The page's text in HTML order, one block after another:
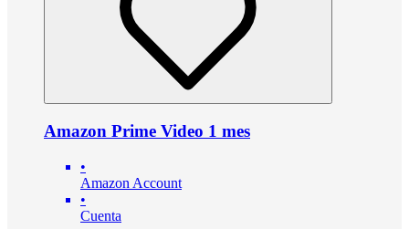
Amazon Prime Video 1 mes
•
Amazon Account
•
Cuenta